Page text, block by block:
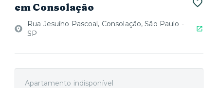
em Consolação
Rua Jesuíno Pascoal, Consolação, São Paulo -
SP
Apartamento indisponível